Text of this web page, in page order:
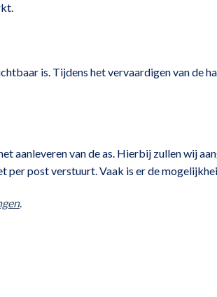
is. Tijdens het vervaardigen van de
van de as. Hierbij zullen wij
post verstuurt. Vaak is er de
.